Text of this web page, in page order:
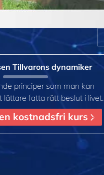
Tillvarons dynamiker
principer som man kan
lättare fatta rätt beslut i livet.
kostnadsfri kurs